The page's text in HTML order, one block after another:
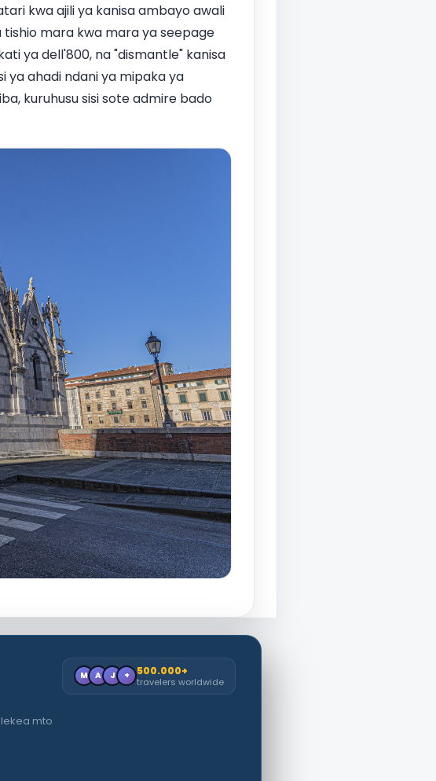
kwa ajili ya kanisa ambayo awali
tishio mara kwa mara ya seepage
ya dell'800, na "dismantle" kanisa
ya ahadi ndani ya mipaka ya
kuruhusu sisi sote admire bado
mto
M A J + 500.000+
travelers worldwide